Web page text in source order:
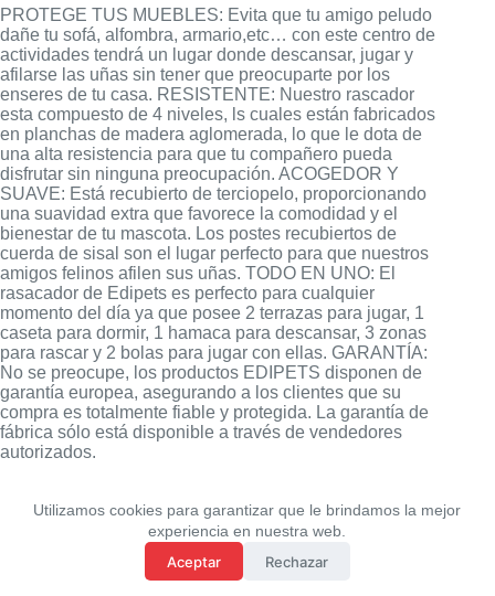
Utilizamos cookies para garantizar que le brindamos la mejor
experiencia en nuestra web.
Aceptar
Rechazar
PROTEGE TUS MUEBLES: Evita que tu amigo peludo
dañe tu sofá, alfombra, armario,etc… con este centro de
actividades tendrá un lugar donde descansar, jugar y
afilarse las uñas sin tener que preocuparte por los
enseres de tu casa. RESISTENTE: Nuestro rascador
esta compuesto de 4 niveles, ls cuales están fabricados
en planchas de madera aglomerada, lo que le dota de
una alta resistencia para que tu compañero pueda
disfrutar sin ninguna preocupación. ACOGEDOR Y
SUAVE: Está recubierto de terciopelo, proporcionando
una suavidad extra que favorece la comodidad y el
bienestar de tu mascota. Los postes recubiertos de
cuerda de sisal son el lugar perfecto para que nuestros
amigos felinos afilen sus uñas. TODO EN UNO: El
rasacador de Edipets es perfecto para cualquier
momento del día ya que posee 2 terrazas para jugar, 1
caseta para dormir, 1 hamaca para descansar, 3 zonas
para rascar y 2 bolas para jugar con ellas. GARANTÍA:
No se preocupe, los productos EDIPETS disponen de
garantía europea, asegurando a los clientes que su
compra es totalmente fiable y protegida. La garantía de
fábrica sólo está disponible a través de vendedores
autorizados.